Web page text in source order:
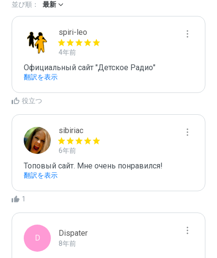
並び順： 最新
spiri-leo
4年前
Официальный сайт "Детское Радио"
翻訳を表示
役立つ
sibiriac
6年前
Топовый сайт. Мне очень понравился!
翻訳を表示
1
D
Dispater
8年前